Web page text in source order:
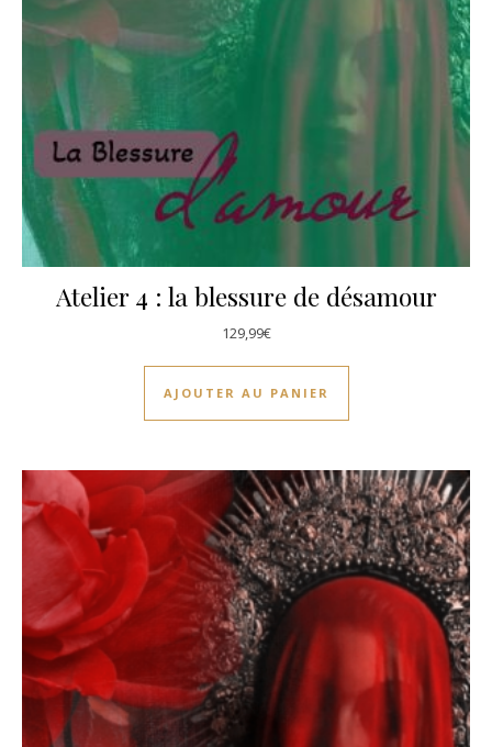
Atelier 4 : la blessure de désamour
129,99€
AJOUTER AU PANIER